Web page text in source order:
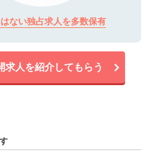
ない独占求人を多数保有
求人を紹介してもらう